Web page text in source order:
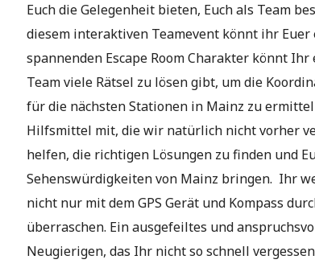
Euch die Gelegenheit bieten, Euch als Team
diesem interaktiven Teamevent könnt ihr Euer
spannenden Escape Room Charakter könnt
Team viele Rätsel zu lösen gibt, um die
für die nächsten Stationen in Mainz zu
Hilfsmittel mit, die wir natürlich nicht vorher
helfen, die richtigen Lösungen zu finden und
Sehenswürdigkeiten von Mainz bringen. Ihr
nicht nur mit dem GPS Gerät und Kompass
überraschen. Ein ausgefeiltes und
Neugierigen, das Ihr nicht so schnell